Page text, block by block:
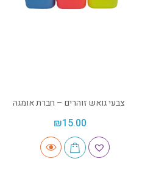
צבעי גואש זוהרים – חברת אומגה
₪15.00